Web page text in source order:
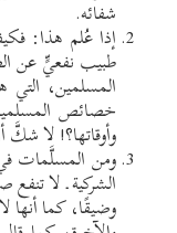
شفائه.
إذا عُلم هذا:
طبيب نفعيٍّ عن
المسلمين،
خصائص المسلمين
وأوقاتها؟! لا
ومن المسلَّمات في
الشركية ـ لا
وضيقًا، كما أنها